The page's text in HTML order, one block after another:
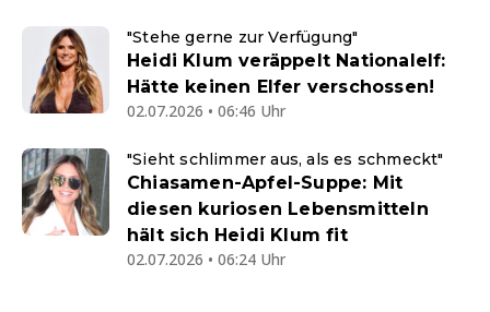
"Stehe gerne zur Verfügung"
Heidi Klum veräppelt Nationalelf:
Hätte keinen Elfer verschossen!
02.07.2026 • 06:46 Uhr
"Sieht schlimmer aus, als es schmeckt"
Chiasamen-Apfel-Suppe: Mit
diesen kuriosen Lebensmitteln
hält sich Heidi Klum fit
02.07.2026 • 06:24 Uhr